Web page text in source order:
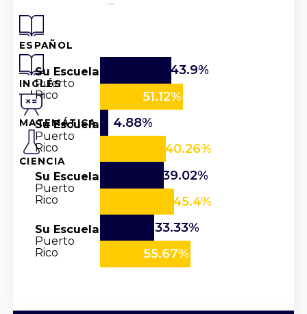
ESPAÑOL
INGLÉS
MATEMÁTICA
CIENCIA
Su Escuela
Puerto
Rico
43.9%
51.12%
Su Escuela
Puerto
Rico
4.88%
40.26%
Su Escuela
Puerto
Rico
39.02%
45.4%
Su Escuela
Puerto
Rico
33.33%
55.67%